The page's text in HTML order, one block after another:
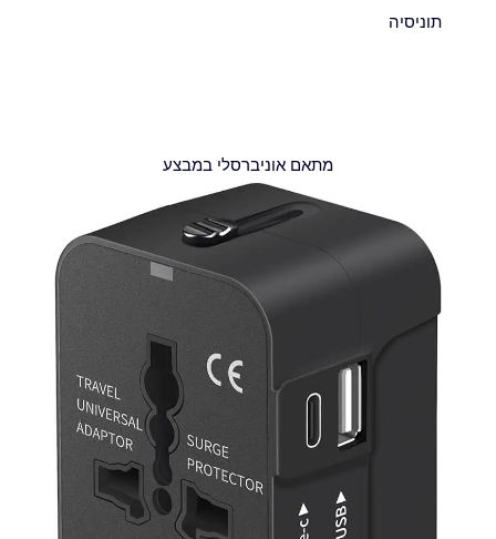
תוניסיה
מתאם אוניברסלי במבצע